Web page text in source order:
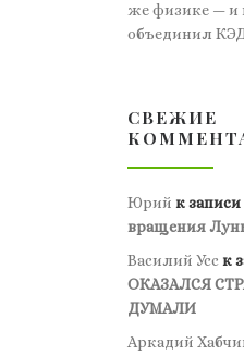
же физике — и
объединил
СВЕЖИЕ
Юрий к записи
вращения
Василий Усс к
ОКАЗАЛСЯ
ДУМАЛИ
Аркадий